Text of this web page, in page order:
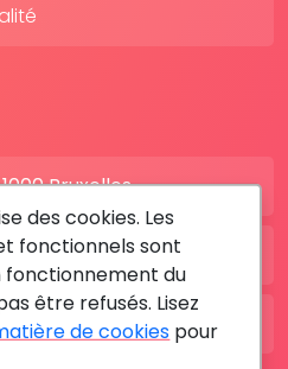
Bruxelles
des cookies. Les
fonctionnels sont
fonctionnement du
être refusés. Lisez
de cookies pour